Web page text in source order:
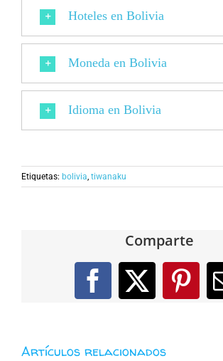
Hoteles en Bolivia
Moneda en Bolivia
Idioma en Bolivia
Etiquetas: bolivia tiwanaku
Comparte
Facebook
X
Artículos relacionados